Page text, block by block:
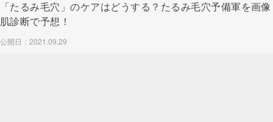
「たるみ毛穴」のケアはどうする？たるみ毛穴予備軍を画像
肌診断で予想！
公開日：2021.09.29